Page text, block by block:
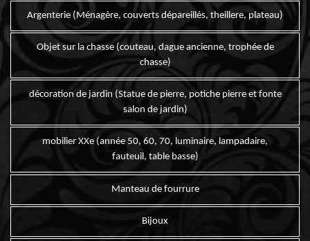
Argenterie (Ménagère, couverts dépareillés, theillere, plateau)
Objet sur la chasse (couteau, dague ancienne, trophée de
chasse)
décoration de jardin (Statue de pierre, potiche pierre et fonte
salon de jardin)
mobilier XXe (année 50, 60, 70, luminaire, lampadaire,
fauteuil, table basse)
Manteau de fourrure
Bijoux